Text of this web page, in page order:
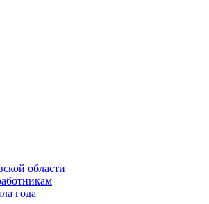
области
года